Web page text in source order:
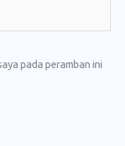
pada peramban ini